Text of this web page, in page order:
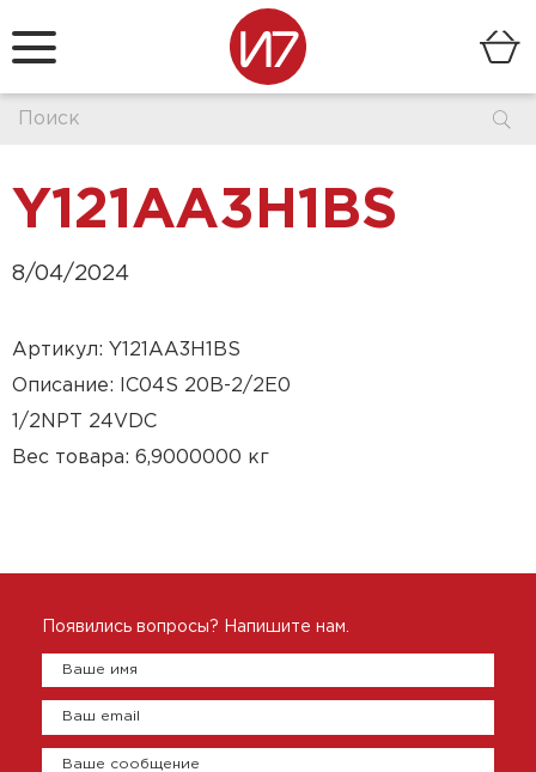
Y121AA3H1BS
8/04/2024
Артикул: Y121AA3H1BS
Описание: IC04S 20B-2/2E0
1/2NPT 24VDC
Вес товара: 6,9000000 кг
Появились вопросы? Напишите нам.
Ваше имя
Ваш email
Ваше сообщение